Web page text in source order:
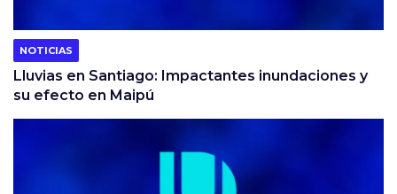
NOTICIAS
Lluvias en Santiago: Impactantes inundaciones y
su efecto en Maipú